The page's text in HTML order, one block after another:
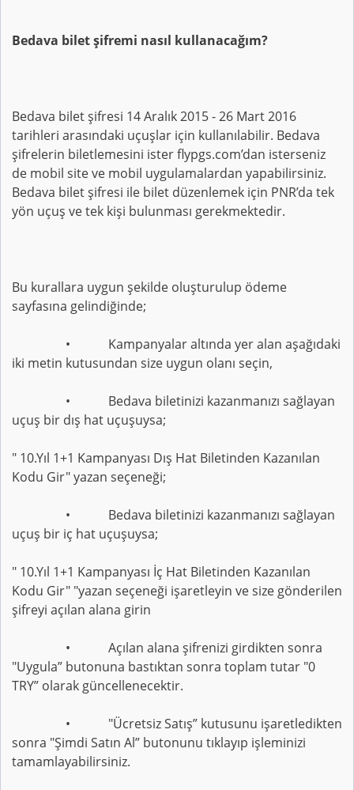
Bedava bilet şifremi nasıl kullanacağım?
Bedava bilet şifresi 14 Aralık 2015 - 26 Mart 2016
tarihleri arasındaki uçuşlar için kullanılabilir. Bedava
şifrelerin biletlemesini ister flypgs.com’dan isterseniz
de mobil site ve mobil uygulamalardan yapabilirsiniz.
Bedava bilet şifresi ile bilet düzenlemek için PNR’da tek
yön uçuş ve tek kişi bulunması gerekmektedir.
Bu kurallara uygun şekilde oluşturulup ödeme
sayfasına gelindiğinde;
• Kampanyalar altında yer alan aşağıdaki
iki metin kutusundan size uygun olanı seçin,
• Bedava biletinizi kazanmanızı sağlayan
uçuş bir dış hat uçuşuysa;
" 10.Yıl 1+1 Kampanyası Dış Hat Biletinden Kazanılan
Kodu Gir" yazan seçeneği;
• Bedava biletinizi kazanmanızı sağlayan
uçuş bir iç hat uçuşuysa;
" 10.Yıl 1+1 Kampanyası İç Hat Biletinden Kazanılan
Kodu Gir" "yazan seçeneği işaretleyin ve size gönderilen
şifreyi açılan alana girin
• Açılan alana şifrenizi girdikten sonra
"Uygula” butonuna bastıktan sonra toplam tutar "0
TRY” olarak güncellenecektir.
• "Ücretsiz Satış” kutusunu işaretledikten
sonra "Şimdi Satın Al” butonunu tıklayıp işleminizi
tamamlayabilirsiniz.